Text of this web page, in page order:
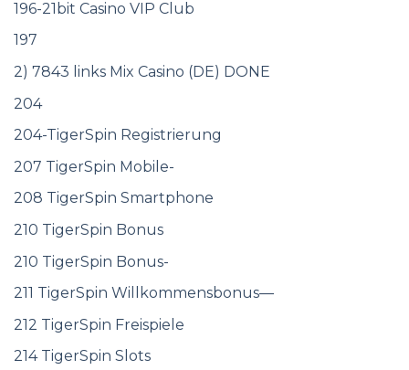
196-21bit Casino VIP Club
197
2) 7843 links Mix Casino (DE) DONE
204
204-TigerSpin Registrierung
207 TigerSpin Mobile-
208 TigerSpin Smartphone
210 TigerSpin Bonus
210 TigerSpin Bonus-
211 TigerSpin Willkommensbonus—
212 TigerSpin Freispiele
214 TigerSpin Slots